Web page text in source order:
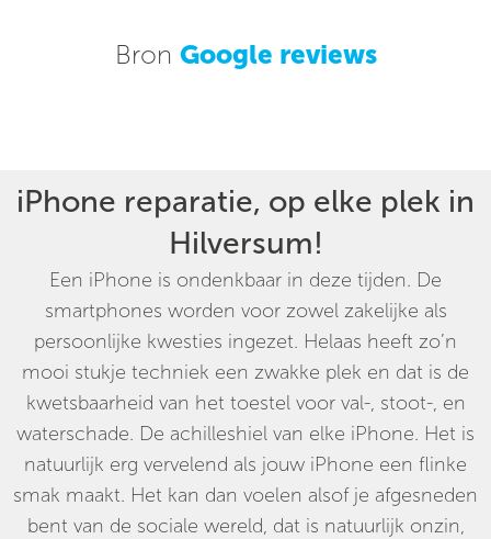
Bron Google reviews
iPhone reparatie, op elke plek in
Hilversum!
Een iPhone is ondenkbaar in deze tijden. De
smartphones worden voor zowel zakelijke als
persoonlijke kwesties ingezet. Helaas heeft zo’n
mooi stukje techniek een zwakke plek en dat is de
kwetsbaarheid van het toestel voor val-, stoot-, en
waterschade. De achilleshiel van elke iPhone. Het is
natuurlijk erg vervelend als jouw iPhone een flinke
smak maakt. Het kan dan voelen alsof je afgesneden
bent van de sociale wereld, dat is natuurlijk onzin,